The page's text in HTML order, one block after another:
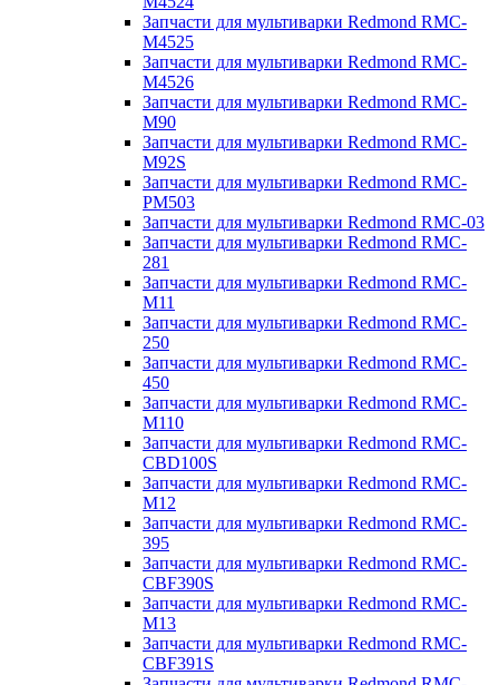
Запчасти для мультиварки Redmond RMC-
M4525
Запчасти для мультиварки Redmond RMC-
M4526
Запчасти для мультиварки Redmond RMC-
M90
Запчасти для мультиварки Redmond RMC-
M92S
Запчасти для мультиварки Redmond RMC-
PM503
Запчасти для мультиварки Redmond RMC-03
Запчасти для мультиварки Redmond RMC-
281
Запчасти для мультиварки Redmond RMC-
M11
Запчасти для мультиварки Redmond RMC-
250
Запчасти для мультиварки Redmond RMC-
450
Запчасти для мультиварки Redmond RMC-
M110
Запчасти для мультиварки Redmond RMC-
CBD100S
Запчасти для мультиварки Redmond RMC-
M12
Запчасти для мультиварки Redmond RMC-
395
Запчасти для мультиварки Redmond RMC-
CBF390S
Запчасти для мультиварки Redmond RMC-
M13
Запчасти для мультиварки Redmond RMC-
CBF391S